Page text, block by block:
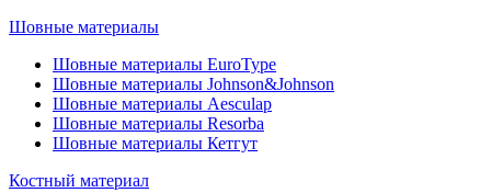
Шовные материалы
Шовные материалы EuroType
Шовные материалы Johnson&Johnson
Шовные материалы Aesculap
Шовные материалы Resorba
Шовные материалы Кетгут
Костный материал